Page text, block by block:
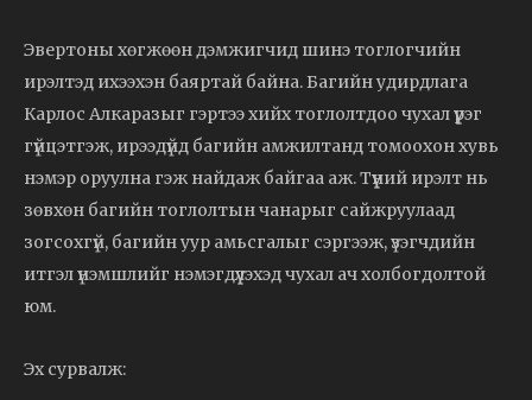
Эвертоны хөгжөөн дэмжигчид шинэ тоглогчийн
ирэлтэд ихээхэн баяртай байна. Багийн удирдлага
Карлос Алкаразыг гэртээ хийх тоглолтдоо чухал үүрэг
гүйцэтгэж, ирээдүйд багийн амжилтанд томоохон хувь
нэмэр оруулна гэж найдаж байгаа аж. Түүний ирэлт нь
зөвхөн багийн тоглолтын чанарыг сайжруулаад
зогсохгүй, багийн уур амьсгалыг сэргээж, үзэгчдийн
итгэл үнэмшлийг нэмэгдүүлэхэд чухал ач холбогдолтой
юм.
Эх сурвалж: